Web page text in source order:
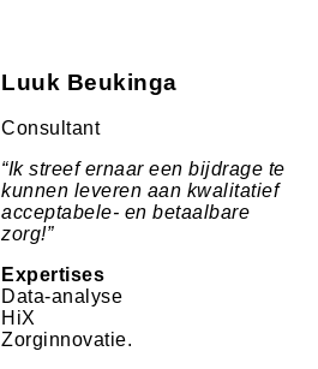
Luuk Beukinga
Consultant
“Ik streef ernaar een bijdrage te
kunnen leveren aan kwalitatief
acceptabele- en betaalbare
zorg!”
Expertises
Data-analyse
HiX
Zorginnovatie.